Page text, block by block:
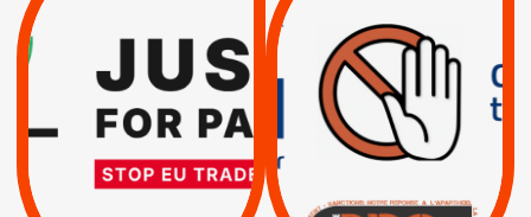
SUSPENSION
TOTALE DE
L’ACCORD
D’ASSOCIATION UE-
ISRAËL
INTERNATIONAL ?
TRUMP, MACRON :
MÊME COMBAT
| Actus |
| Boycott militaire |